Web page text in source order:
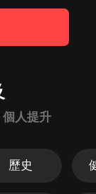
人提升